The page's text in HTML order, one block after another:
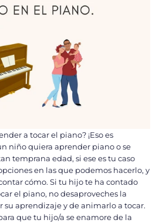
a tocar el piano? ¡Eso es
niño quiera aprender piano o se
temprana edad, si ese es tu caso
en las que podemos hacerlo, y
cómo. Si tu hijo te ha contado
el piano, no desaproveches la
aprendizaje y de animarlo a tocar.
que tu hijo/a se enamore de la